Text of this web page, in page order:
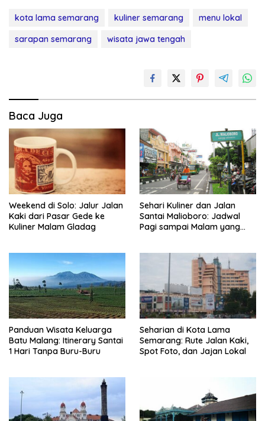
kota lama semarang kuliner semarang
menu lokal
sarapan semarang
wisata jawa tengah
Baca Juga
Weekend di Solo: Jalur Jalan
Kaki dari Pasar Gede ke
Kuliner Malam Gladag
Sehari Kuliner dan Jalan
Santai Malioboro: Jadwal
Pagi sampai Malam yang
Panduan Wisata Keluarga
Batu Malang: Itinerary Santai
1 Hari Tanpa Buru-Buru
Seharian di Kota Lama
Semarang: Rute Jalan Kaki,
Spot Foto, dan Jajan Lokal